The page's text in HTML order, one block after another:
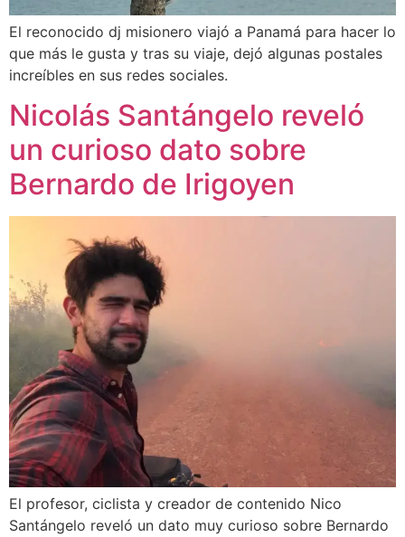
El reconocido dj misionero viajó a Panamá para hacer lo
que más le gusta y tras su viaje, dejó algunas postales
increíbles en sus redes sociales.
Nicolás Santángelo reveló
un curioso dato sobre
Bernardo de Irigoyen
El profesor, ciclista y creador de contenido Nico
Santángelo reveló un dato muy curioso sobre Bernardo